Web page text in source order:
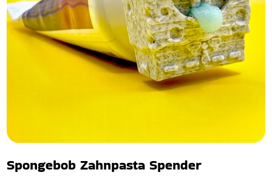
Spongebob Zahnpasta Spender